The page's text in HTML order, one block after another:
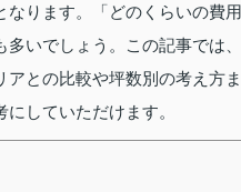
なります。「どのくらいの費用
多いでしょう。この記事では、
アとの比較や坪数別の考え方ま
していただけます。